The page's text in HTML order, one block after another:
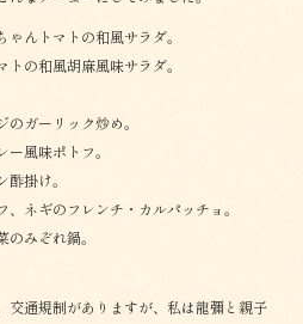
んトマトの和風サラダ。
の和風胡麻風味サラダ。
ガーリック炒め。
風味ポトフ。
掛け。
ネギのフレンチ・カルパッチョ。
みぞれ鍋。
交通規制がありますが、私は龍彌と親子